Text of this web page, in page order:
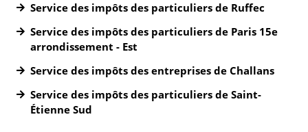
Service des impôts des particuliers de Ruffec
Service des impôts des particuliers de Paris 15e
arrondissement - Est
Service des impôts des entreprises de Challans
Service des impôts des particuliers de Saint-
Étienne Sud